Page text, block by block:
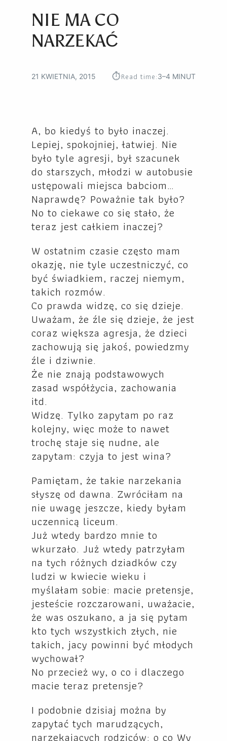
NIE MA CO
NARZEKAĆ
21 KWIETNIA, 2015 ⏱︎Read time:3–4 MINUT
A, bo kiedyś to było inaczej.
Lepiej, spokojniej, łatwiej. Nie
było tyle agresji, był szacunek
do starszych, młodzi w autobusie
ustępowali miejsca babciom…
Naprawdę? Poważnie tak było?
No to ciekawe co się stało, że
teraz jest całkiem inaczej?
W ostatnim czasie często mam
okazję, nie tyle uczestniczyć, co
być świadkiem, raczej niemym,
takich rozmów.
Co prawda widzę, co się dzieje.
Uważam, że źle się dzieje, że jest
coraz większa agresja, że dzieci
zachowują się jakoś, powiedzmy
źle i dziwnie.
Że nie znają podstawowych
zasad współżycia, zachowania
itd.
Widzę. Tylko zapytam po raz
kolejny, więc może to nawet
trochę staje się nudne, ale
zapytam: czyja to jest wina?
Pamiętam, że takie narzekania
słyszę od dawna. Zwróciłam na
nie uwagę jeszcze, kiedy byłam
uczennicą liceum.
Już wtedy bardzo mnie to
wkurzało. Już wtedy patrzyłam
na tych różnych dziadków czy
ludzi w kwiecie wieku i
myślałam sobie: macie pretensje,
jesteście rozczarowani, uważacie,
że was oszukano, a ja się pytam
kto tych wszystkich złych, nie
takich, jacy powinni być młodych
wychował?
No przecież wy, o co i dlaczego
macie teraz pretensje?
I podobnie dzisiaj można by
zapytać tych marudzących,
narzekających rodziców: o co Wy